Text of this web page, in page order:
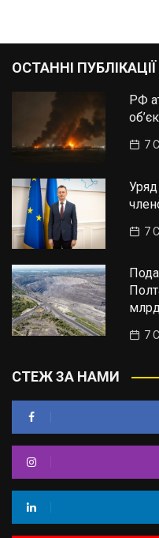
ОСТАННІ ПУБЛІКАЦІЇ
РФ
7
7
7
СТЕЖ ЗА НАМИ